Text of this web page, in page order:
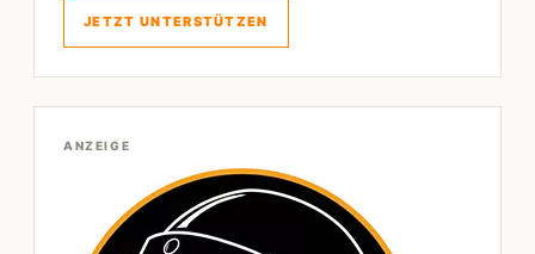
JETZT UNTERSTÜTZEN
ANZEIGE